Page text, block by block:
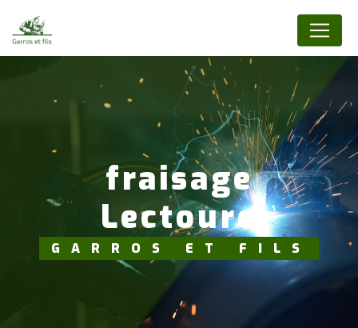
fraisage
Lectoure
GARROS ET FILS